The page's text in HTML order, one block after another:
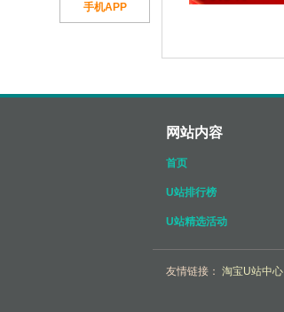
网站内容
首页
U站排行榜
U站精选活动
友情链接： 淘宝U站中心
手机APP